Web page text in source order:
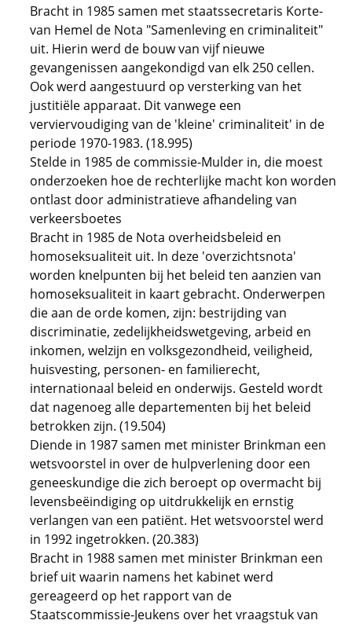
Bracht in 1985 samen met staatssecretaris Korte-
van Hemel de Nota "Samenleving en criminaliteit"
uit. Hierin werd de bouw van vijf nieuwe
gevangenissen aangekondigd van elk 250 cellen.
Ook werd aangestuurd op versterking van het
justitiële apparaat. Dit vanwege een
verviervoudiging van de 'kleine' criminaliteit' in de
periode 1970-1983. (18.995)
Stelde in 1985 de commissie-Mulder in, die moest
onderzoeken hoe de rechterlijke macht kon worden
ontlast door administratieve afhandeling van
verkeersboetes
Bracht in 1985 de Nota overheidsbeleid en
homoseksualiteit uit. In deze 'overzichtsnota'
worden knelpunten bij het beleid ten aanzien van
homoseksualiteit in kaart gebracht. Onderwerpen
die aan de orde komen, zijn: bestrijding van
discriminatie, zedelijkheidswetgeving, arbeid en
inkomen, welzijn en volksgezondheid, veiligheid,
huisvesting, personen- en familierecht,
internationaal beleid en onderwijs. Gesteld wordt
dat nagenoeg alle departementen bij het beleid
betrokken zijn. (19.504)
Diende in 1987 samen met minister Brinkman een
wetsvoorstel in over de hulpverlening door een
geneeskundige die zich beroept op overmacht bij
levensbeëindiging op uitdrukkelijk en ernstig
verlangen van een patiënt. Het wetsvoorstel werd
in 1992 ingetrokken. (20.383)
Bracht in 1988 samen met minister Brinkman een
brief uit waarin namens het kabinet werd
gereageerd op het rapport van de
Staatscommissie-Jeukens over het vraagstuk van